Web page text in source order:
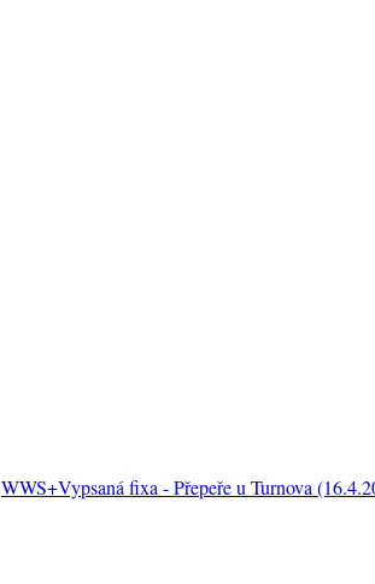
WWS+Vypsaná fixa - Přepeře u Turnova